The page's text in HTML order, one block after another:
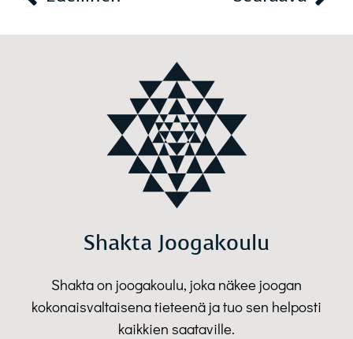
Shakta Joogakoulu
Shakta on joogakoulu, joka näkee joogan
kokonaisvaltaisena tieteenä ja tuo sen helposti
kaikkien saataville.